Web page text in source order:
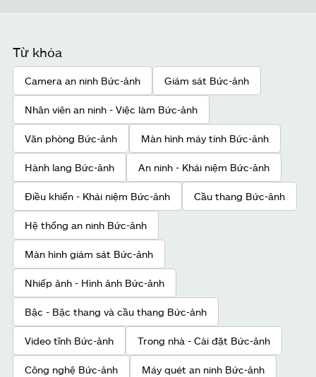
Từ khóa
Camera an ninh Bức-ảnh Giám sát Bức-ảnh
Nhân viên an ninh - Việc làm Bức-ảnh
Văn phòng Bức-ảnh Màn hình máy tính Bức-ảnh
Hành lang Bức-ảnh An ninh - Khái niệm Bức-ảnh
Điều khiển - Khái niệm Bức-ảnh Cầu thang Bức-ảnh
Hệ thống an ninh Bức-ảnh
Màn hình giám sát Bức-ảnh
Nhiếp ảnh - Hình ảnh Bức-ảnh
Bậc - Bậc thang và cầu thang Bức-ảnh
Video tĩnh Bức-ảnh Trong nhà - Cài đặt Bức-ảnh
Công nghệ Bức-ảnh Máy quét an ninh Bức-ảnh